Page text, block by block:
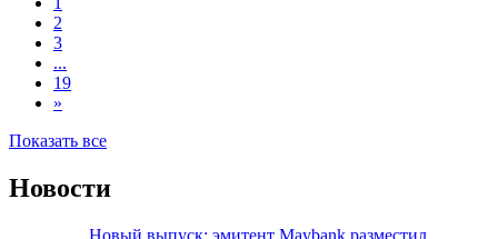
2
3
...
19
»
Показать все
Новости
Новый выпуск: эмитент Maybank разместил